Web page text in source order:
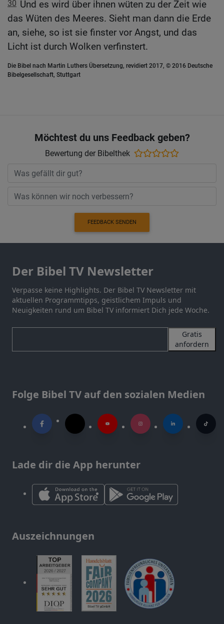
30 Und es wird über ihnen wüten zu der Zeit wie
das Wüten des Meeres. Sieht man dann die Erde
an, siehe, so ist sie finster vor Angst, und das
Licht ist durch Wolken verfinstert.
Die Bibel nach Martin Luthers Übersetzung, revidiert 2017, © 2016 Deutsche
Bibelgesellschaft, Stuttgart
Möchtest du uns Feedback geben?
Bewertung der Bibelthek
FEEDBACK SENDEN
Der Bibel TV Newsletter
Verpasse keine Highlights. Der Bibel TV Newsletter mit
aktuellen Programmtipps, geistlichem Impuls und
Neuigkeiten rund um Bibel TV informiert Dich jede Woche.
Gratis
anfordern
Folge Bibel TV auf den sozialen Medien
Lade dir die App herunter
Auszeichnungen